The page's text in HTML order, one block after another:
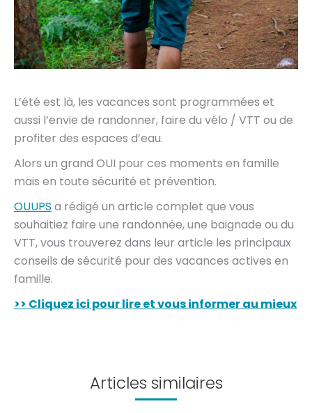
L’été est là, les vacances sont programmées et
aussi l’envie de randonner, faire du vélo / VTT ou de
profiter des espaces d’eau.
Alors un grand OUI pour ces moments en famille
mais en toute sécurité et prévention.
OUUPS a rédigé un article complet que vous
souhaitiez faire une randonnée, une baignade ou du
VTT, vous trouverez dans leur article les principaux
conseils de sécurité pour des vacances actives en
famille.
>> Cliquez ici pour lire et vous informer au mieux
Articles similaires